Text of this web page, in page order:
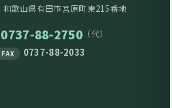
和歌山県有田市宮原町東215番地
0737-88-2750（代）
FAX 0737-88-2033